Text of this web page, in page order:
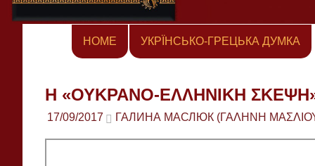
HOME УКРЇНСЬКО-ГРЕЦЬКА ДУМКА
Η «ΟΥΚΡΑΝΟ-ΕΛΛΗΝΙΚΗ
17/09/2017 ГАЛИНА МАСЛЮК (ΓΑΛΉΝΗ